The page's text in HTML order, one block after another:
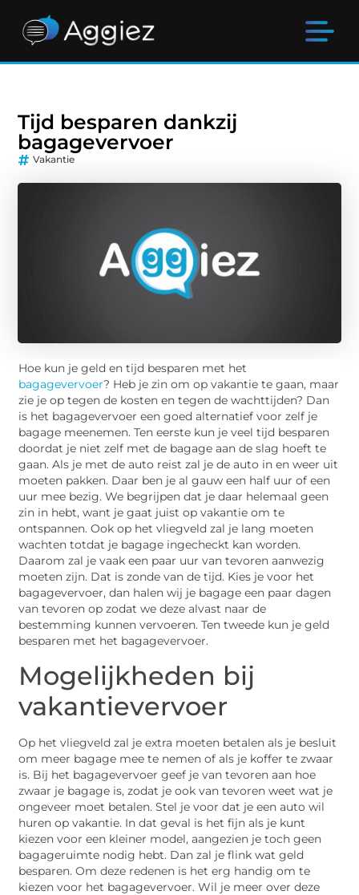
Tijd besparen dankzij
bagagevervoer
Vakantie
Hoe kun je geld en tijd besparen met het
bagagevervoer? Heb je zin om op vakantie te gaan, maar
zie je op tegen de kosten en tegen de wachttijden? Dan
is het bagagevervoer een goed alternatief voor zelf je
bagage meenemen. Ten eerste kun je veel tijd besparen
doordat je niet zelf met de bagage aan de slag hoeft te
gaan. Als je met de auto reist zal je de auto in en weer uit
moeten pakken. Daar ben je al gauw een half uur of een
uur mee bezig. We begrijpen dat je daar helemaal geen
zin in hebt, want je gaat juist op vakantie om te
ontspannen. Ook op het vliegveld zal je lang moeten
wachten totdat je bagage ingecheckt kan worden.
Daarom zal je vaak een paar uur van tevoren aanwezig
moeten zijn. Dat is zonde van de tijd. Kies je voor het
bagagevervoer, dan halen wij je bagage een paar dagen
van tevoren op zodat we deze alvast naar de
bestemming kunnen vervoeren. Ten tweede kun je geld
besparen met het bagagevervoer.
Mogelijkheden bij
vakantievervoer
Op het vliegveld zal je extra moeten betalen als je besluit
om meer bagage mee te nemen of als je koffer te zwaar
is. Bij het bagagevervoer geef je van tevoren aan hoe
zwaar je bagage is, zodat je ook van tevoren weet wat je
ongeveer moet betalen. Stel je voor dat je een auto wil
huren op vakantie. In dat geval is het fijn als je kunt
kiezen voor een kleiner model, aangezien je toch geen
bagageruimte nodig hebt. Dan zal je flink wat geld
besparen. Om deze redenen is het erg handig om te
kiezen voor het bagagevervoer. Wil je meer over deze